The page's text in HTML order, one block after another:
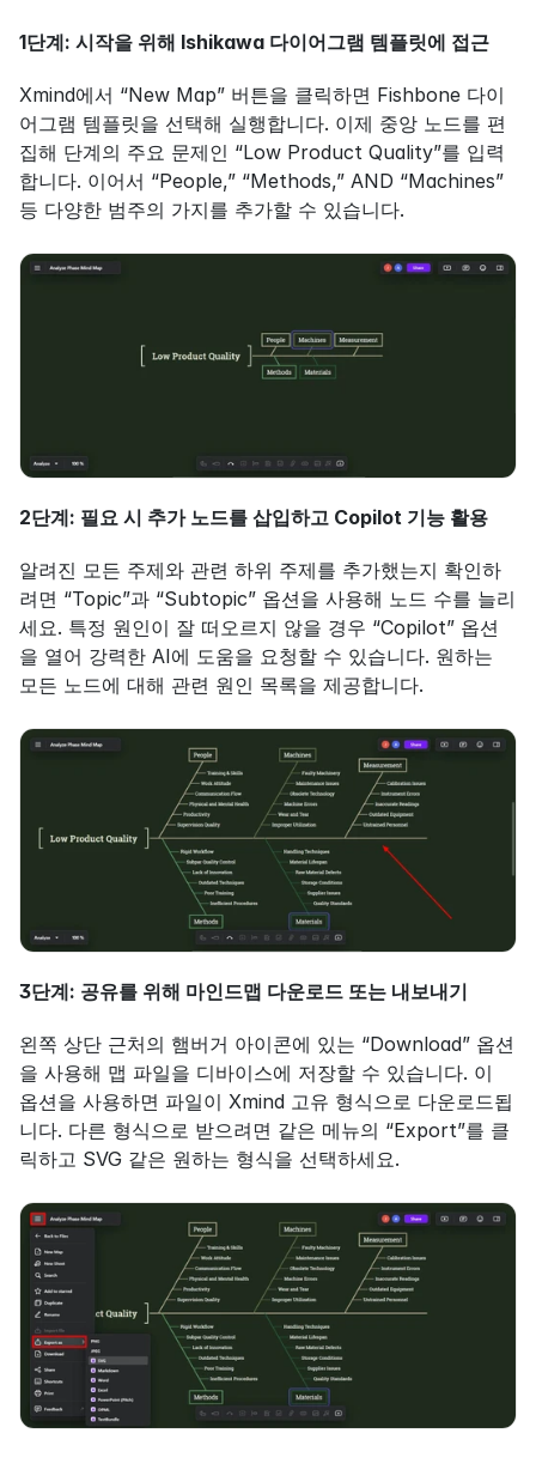
1단계: 시작을 위해 Ishikawa 다이어그램 템플릿에 접근
Xmind에서 “New Map” 버튼을 클릭하면 Fishbone 다이
어그램 템플릿을 선택해 실행합니다. 이제 중앙 노드를 편
집해 단계의 주요 문제인 “Low Product Quality”를 입력
합니다. 이어서 “People,” “Methods,” AND “Machines”
등 다양한 범주의 가지를 추가할 수 있습니다.
2단계: 필요 시 추가 노드를 삽입하고 Copilot 기능 활용
알려진 모든 주제와 관련 하위 주제를 추가했는지 확인하
려면 “Topic”과 “Subtopic” 옵션을 사용해 노드 수를 늘리
세요. 특정 원인이 잘 떠오르지 않을 경우 “Copilot” 옵션
을 열어 강력한 AI에 도움을 요청할 수 있습니다. 원하는
모든 노드에 대해 관련 원인 목록을 제공합니다.
3단계: 공유를 위해 마인드맵 다운로드 또는 내보내기
왼쪽 상단 근처의 햄버거 아이콘에 있는 “Download” 옵션
을 사용해 맵 파일을 디바이스에 저장할 수 있습니다. 이
옵션을 사용하면 파일이 Xmind 고유 형식으로 다운로드됩
니다. 다른 형식으로 받으려면 같은 메뉴의 “Export”를 클
릭하고 SVG 같은 원하는 형식을 선택하세요.